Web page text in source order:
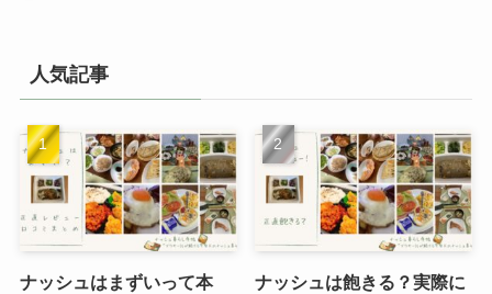
人気記事
ナッシュはまずいって本
ナッシュは飽きる？実際に